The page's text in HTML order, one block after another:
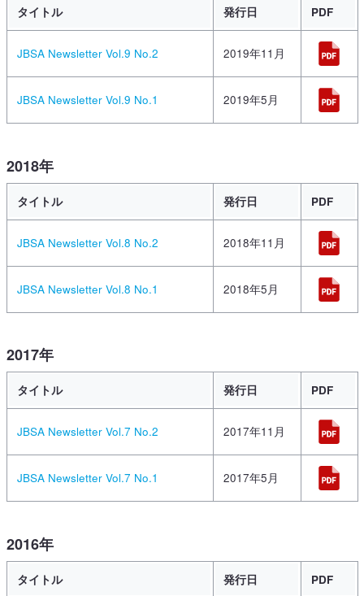
タイトル 発行日 PDF
JBSA Newsletter Vol.9 No.2 2019年11月
JBSA Newsletter Vol.9 No.1 2019年5月
2018年
タイトル 発行日 PDF
JBSA Newsletter Vol.8 No.2 2018年11月
JBSA Newsletter Vol.8 No.1 2018年5月
2017年
タイトル 発行日 PDF
JBSA Newsletter Vol.7 No.2 2017年11月
JBSA Newsletter Vol.7 No.1 2017年5月
2016年
タイトル 発行日 PDF